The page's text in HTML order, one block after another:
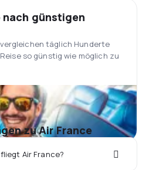
nach günstigen
täglich Hunderte
so günstig wie möglich zu
zu Air France
Air France?